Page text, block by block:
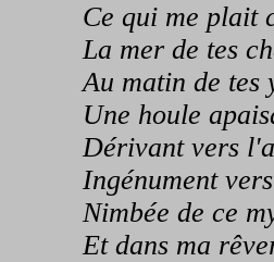
Ce qui me plait
La mer de tes
Au matin de tes
Une houle
Dérivant vers
Ingénument vers
Nimbée de ce
Et dans ma